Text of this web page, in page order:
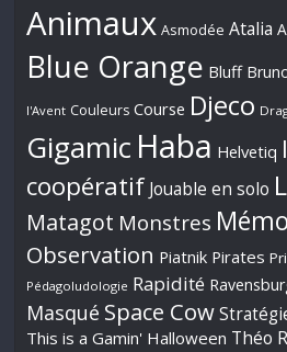
Animaux Asmodée Atalia
Blue Orange Bluff
l'Avent Couleurs Course Djeco
Gigamic Haba Helvetiq
coopératif Jouable en solo
Matagot Monstres
Observation Piatnik Pirates
Pédagoludologie Rapidité
Masqué Space Cow
This is a Gamin' Halloween Théo